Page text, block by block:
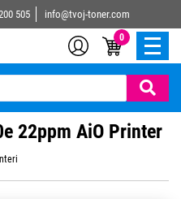
505 info@tvoj-toner.com
0
22ppm AiO Printer